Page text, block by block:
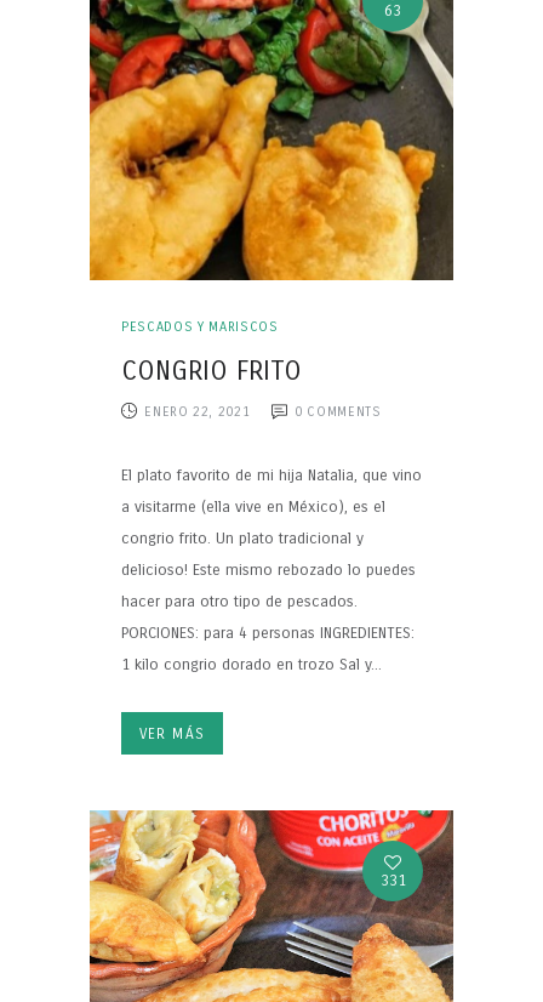
63
PESCADOS Y MARISCOS
CONGRIO FRITO
ENERO 22, 2021 0 COMMENTS
El plato favorito de mi hija Natalia, que vino
a visitarme (ella vive en México), es el
congrio frito. Un plato tradicional y
delicioso! Este mismo rebozado lo puedes
hacer para otro tipo de pescados.
PORCIONES: para 4 personas INGREDIENTES:
1 kilo congrio dorado en trozo Sal y...
VER MÁS
331